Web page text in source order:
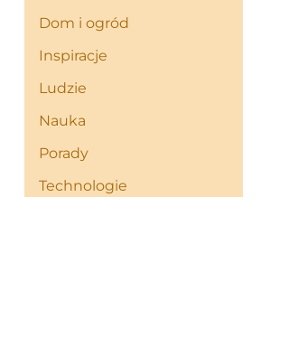
Dom i ogród
Inspiracje
Ludzie
Nauka
Porady
Technologie